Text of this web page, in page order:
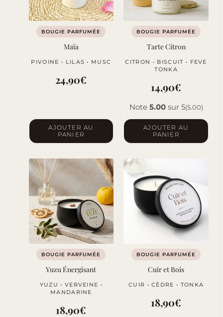
BOUGIE PARFUMÉE
Maïa
PIVOINE • LILAS • MUSC
24,90€
AJOUTER AU
PANIER
BOUGIE PARFUMÉE
Tarte Citron
CITRON • BISCUIT • FEVE
TONKA
14,90€
Note 5.00sur 5(5.00)
AJOUTER AU
PANIER
BOUGIE PARFUMÉE
Yuzu Énergisant
YUZU • VERVEINE •
MANDARINE
18,90€
BOUGIE PARFUMÉE
Cuir et Bois
CUIR • CÈDRE • TONKA
18,90€